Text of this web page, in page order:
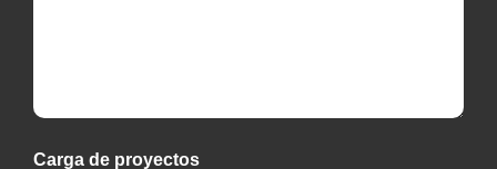
Carga de proyectos